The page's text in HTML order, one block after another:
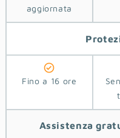
aggiornata
Fino a 16 ore
Assistenza